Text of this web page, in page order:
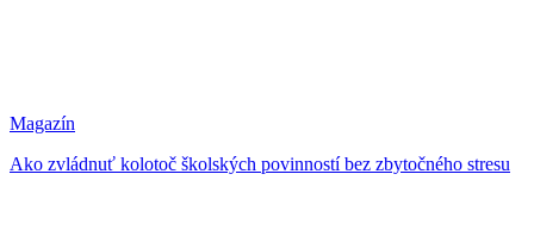
Magazín
Ako zvládnuť kolotoč školských povinností bez zbytočného stresu